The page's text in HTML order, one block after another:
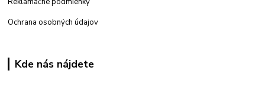
Ochrana osobných údajov
Kde nás nájdete